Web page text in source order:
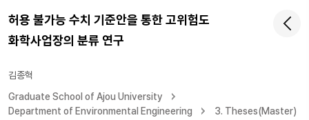
허용 불가능 수치 기준안을 통한 고위험도
화학사업장의 분류 연구
김종혁
Graduate School of Ajou University
Department of Environmental Engineering
3. Theses(Master)